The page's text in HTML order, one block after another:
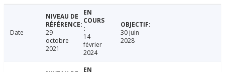
Date
29
octobre
2021
14
février
2024
30 juin
2028